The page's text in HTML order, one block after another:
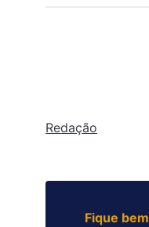
Redação
Fique bem